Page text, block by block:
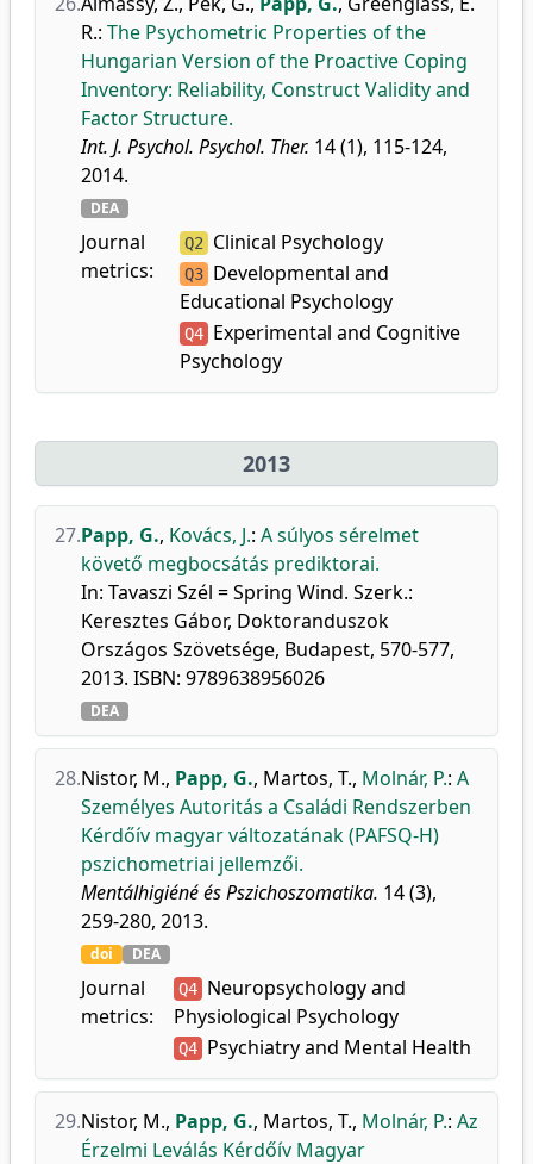
R.: The Psychometric Properties of the
Hungarian Version of the Proactive Coping
Inventory: Reliability, Construct Validity and
Factor Structure.
Int. J. Psychol. Psychol. Ther. 14 (1), 115-124,
2014.
DEA
Journal
metrics:
Q2 Clinical Psychology
Q3 Developmental and
Educational Psychology
Q4 Experimental and Cognitive
Psychology
2013
27.Papp, G., Kovács, J.: A súlyos sérelmet
követő megbocsátás prediktorai.
In: Tavaszi Szél = Spring Wind. Szerk.:
Keresztes Gábor, Doktoranduszok
Országos Szövetsége, Budapest, 570-577,
2013. ISBN: 9789638956026
DEA
28.Nistor, M., Papp, G., Martos, T., Molnár, P.: A
Személyes Autoritás a Családi Rendszerben
Kérdőív magyar változatának (PAFSQ-H)
pszichometriai jellemzői.
Mentálhigiéné és Pszichoszomatika. 14 (3),
259-280, 2013.
doi DEA
Journal
metrics:
Q4 Neuropsychology and
Physiological Psychology
Q4 Psychiatry and Mental Health
29.Nistor, M., Papp, G., Martos, T., Molnár, P.: Az
Érzelmi Leválás Kérdőív Magyar